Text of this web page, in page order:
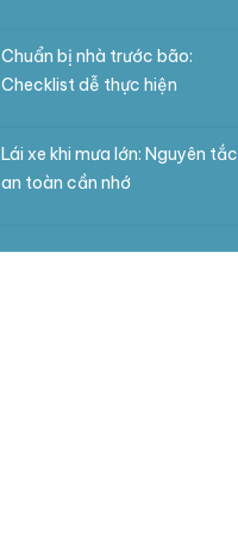
Chuẩn bị nhà trước bão:
Checklist dễ thực hiện
Lái xe khi mưa lớn: Nguyên tắc
an toàn cần nhớ